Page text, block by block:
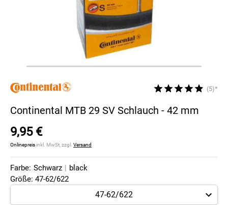
(5)*
Continental MTB 29 SV Schlauch - 42 mm
9,95 €
Onlinepreisinkl. MwSt, zzgl. Versand
Farbe: Schwarz | black
Größe: 47-62/622